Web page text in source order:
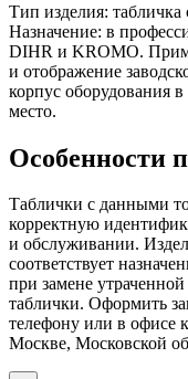
Тип изделия:
Назначение: в
DIHR и KROMO.
и отображение
корпус оборудования
место.
Особенности
Таблички с данными
корректную
и обслуживании.
соответствует
при замене
таблички. Оформить
телефону или в офисе
Москве, Московской